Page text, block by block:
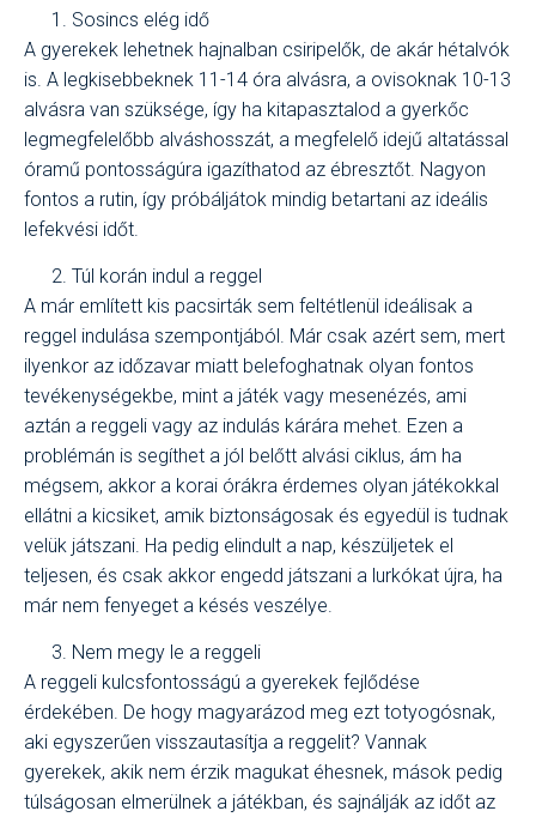
Sosincs elég idő
A gyerekek lehetnek hajnalban csiripelők, de akár hétalvók
is. A legkisebbeknek 11-14 óra alvásra, a ovisoknak 10-13
alvásra van szüksége, így ha kitapasztalod a gyerkőc
legmegfelelőbb alváshosszát, a megfelelő idejű altatással
óramű pontosságúra igazíthatod az ébresztőt. Nagyon
fontos a rutin, így próbáljátok mindig betartani az ideális
lefekvési időt.
Túl korán indul a reggel
A már említett kis pacsirták sem feltétlenül ideálisak a
reggel indulása szempontjából. Már csak azért sem, mert
ilyenkor az időzavar miatt belefoghatnak olyan fontos
tevékenységekbe, mint a játék vagy mesenézés, ami
aztán a reggeli vagy az indulás kárára mehet. Ezen a
problémán is segíthet a jól belőtt alvási ciklus, ám ha
mégsem, akkor a korai órákra érdemes olyan játékokkal
ellátni a kicsiket, amik biztonságosak és egyedül is tudnak
velük játszani. Ha pedig elindult a nap, készüljetek el
teljesen, és csak akkor engedd játszani a lurkókat újra, ha
már nem fenyeget a késés veszélye.
Nem megy le a reggeli
A reggeli kulcsfontosságú a gyerekek fejlődése
érdekében. De hogy magyarázod meg ezt totyogósnak,
aki egyszerűen visszautasítja a reggelit? Vannak
gyerekek, akik nem érzik magukat éhesnek, mások pedig
túlságosan elmerülnek a játékban, és sajnálják az időt az